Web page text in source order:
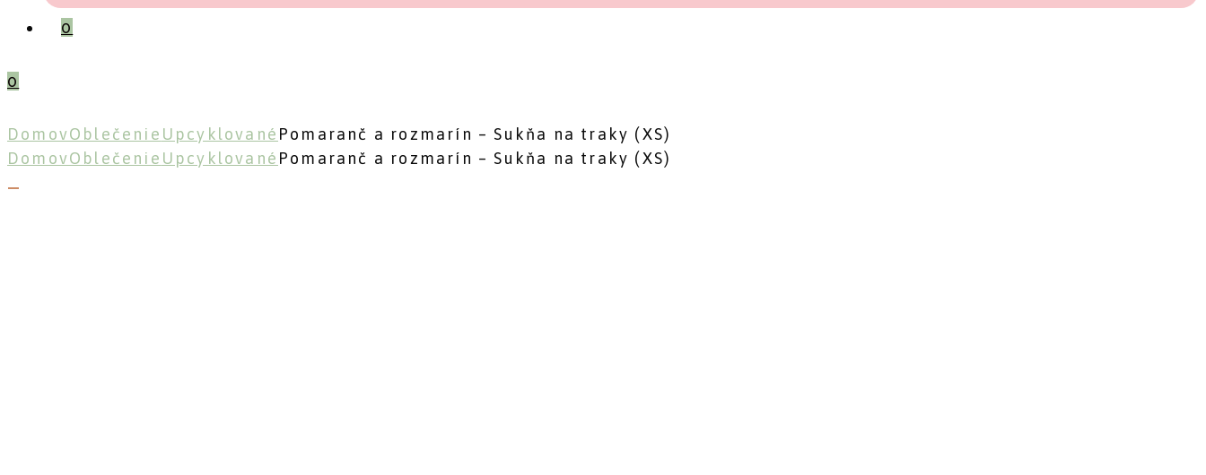
0
0
DomovOblečenie Upcyklované Pomaranč a rozmarín – Sukňa na traky (XS)
DomovOblečenie Upcyklované Pomaranč a rozmarín – Sukňa na traky (XS)